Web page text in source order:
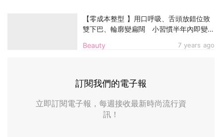
Beauty 7 years ago
【零成本整型 】用口呼吸、舌頭放錯位致
雙下巴、輪廓變扁闊 小習慣半年內即變美
訂閱我們的電子報
立即訂閱電子報，每週接收最新時尚流行資
訊！